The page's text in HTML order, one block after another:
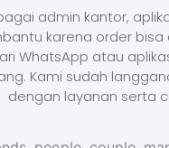
admin kantor,
karena order bisa
WhatsApp atau
Kami sudah
dengan layanan serta